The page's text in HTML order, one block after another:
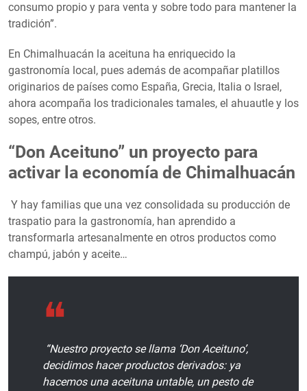
consumo propio y para venta y sobre todo para mantener la
tradición”.
En Chimalhuacán la aceituna ha enriquecido la
gastronomía local, pues además de acompañar platillos
originarios de países como España, Grecia, Italia o Israel,
ahora acompaña los tradicionales tamales, el ahuautle y los
sopes, entre otros.
“Don Aceituno” un proyecto para
activar la economía de Chimalhuacán
Y hay familias que una vez consolidada su producción de
traspatio para la gastronomía, han aprendido a
transformarla artesanalmente en otros productos como
champú, jabón y aceite…
“Nuestro proyecto se llama ‘Don Aceituno’,
decidimos hacer productos derivados: ya
hacemos una aceituna untable, un pesto de